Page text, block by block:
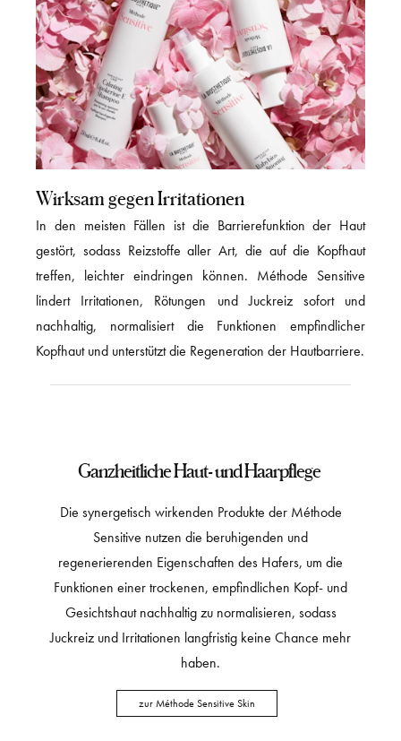
Wirksam gegen Irritationen
In den meisten Fällen ist die Barrierefunktion der Haut
gestört, sodass Reizstoffe aller Art, die auf die Kopfhaut
treffen, leichter eindringen können. Méthode Sensitive
lindert Irritationen, Rötungen und Juckreiz sofort und
nachhaltig, normalisiert die Funktionen empfindlicher
Kopfhaut und unterstützt die Regeneration der Hautbarriere.
Ganzheitliche Haut- und Haarpflege
Die synergetisch wirkenden Produkte der Méthode
Sensitive nutzen die beruhigenden und
regenerierenden Eigenschaften des Hafers, um die
Funktionen einer trockenen, empfindlichen Kopf- und
Gesichtshaut nachhaltig zu normalisieren, sodass
Juckreiz und Irritationen langfristig keine Chance mehr
haben.
zur Méthode Sensitive Skin